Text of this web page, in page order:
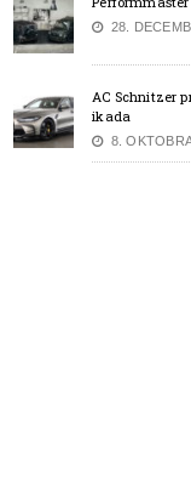
28.
AC Schnitzer
ikada
8. OKTOBRA